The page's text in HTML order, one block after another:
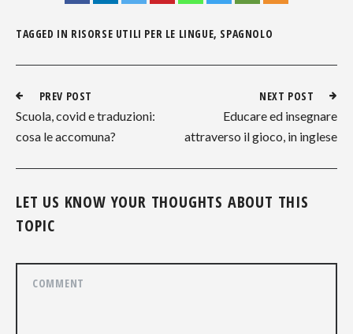
TAGGED IN RISORSE UTILI PER LE LINGUE, SPAGNOLO
PREV POST
Scuola, covid e traduzioni:
cosa le accomuna?
NEXT POST
Educare ed insegnare
attraverso il gioco, in inglese
LET US KNOW YOUR THOUGHTS ABOUT THIS
TOPIC